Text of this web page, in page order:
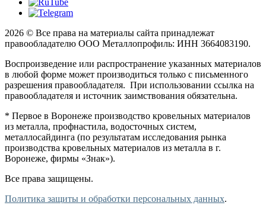
2026 © Все права на материалы сайта принадлежат
правообладателю ООО Металлопрофиль: ИНН 3664083190.
Воспроизведение или распространение указанных материалов
в любой форме может производиться только с письменного
разрешения правообладателя. При использовании ссылка на
правообладателя и источник заимствования обязательна.
* Первое в Воронеже производство кровельных материалов
из металла, профнастила, водосточных систем,
металлосайдинга (по результатам исследования рынка
производства кровельных материалов из металла в г.
Воронеже, фирмы «Знак»).
Все права защищены.
Политика защиты и обработки персональных данных.